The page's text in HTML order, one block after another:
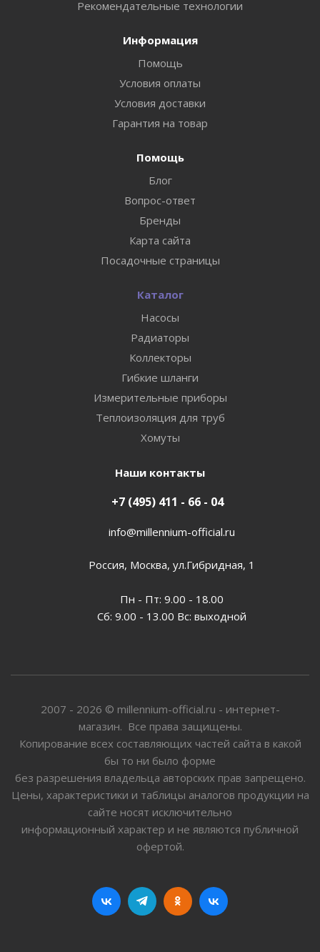
Рекомендательные технологии
Информация
Помощь
Условия оплаты
Условия доставки
Гарантия на товар
Помощь
Блог
Вопрос-ответ
Бренды
Карта сайта
Посадочные страницы
Каталог
Насосы
Радиаторы
Коллекторы
Гибкие шланги
Измерительные приборы
Теплоизоляция для труб
Хомуты
Наши контакты
+7 (495) 411 - 66 - 04
info@millennium-official.ru
Россия, Москва, ул.Гибридная, 1
Пн - Пт: 9.00 - 18.00
Сб: 9.00 - 13.00 Вс: выходной
2007 - 2026 © millennium-official.ru - интернет-
магазин. Все права защищены.
Копирование всех составляющих частей сайта в какой
бы то ни было форме
без разрешения владельца авторских прав запрещено.
Цены, характеристики и таблицы аналогов продукции на
сайте носят исключительно
информационный характер и не являются публичной
офертой.